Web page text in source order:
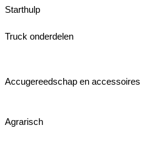
Starthulp
Truck onderdelen
Accugereedschap en accessoires
Agrarisch